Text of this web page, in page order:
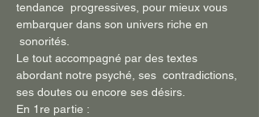
tendance  progressives, pour mieux vous
embarquer dans son univers riche en
sonorités.
Le tout accompagné par des textes
abordant notre psyché, ses  contradictions,
ses doutes ou encore ses désirs.
En 1re partie :